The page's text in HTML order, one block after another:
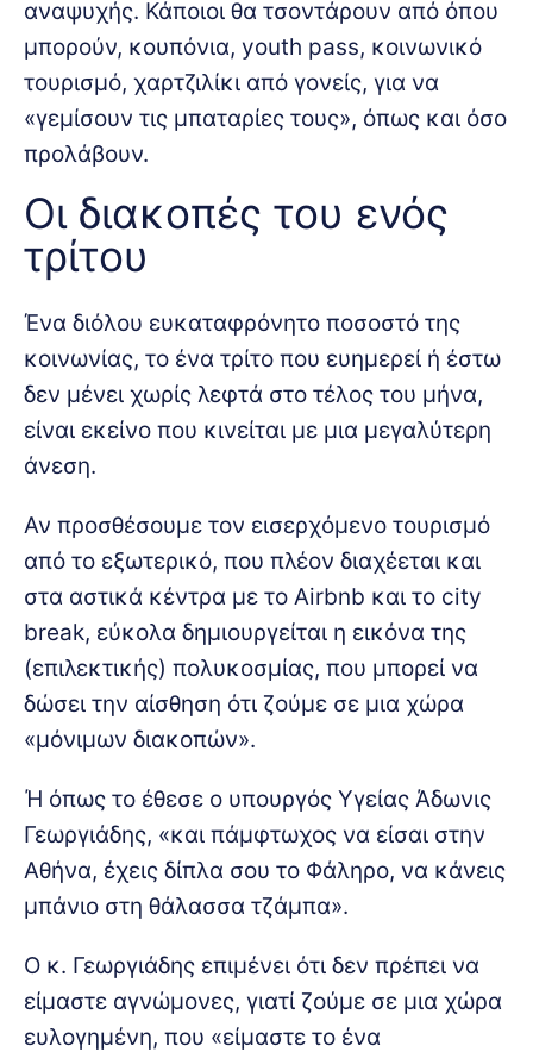
αναψυχής. Κάποιοι θα τσοντάρουν από όπου
μπορούν, κουπόνια, youth pass, κοινωνικό
τουρισμό, χαρτζιλίκι από γονείς, για να
«γεμίσουν τις μπαταρίες τους», όπως και όσο
προλάβουν.
Oι διακοπές του ενός
τρίτου
Ένα διόλου ευκαταφρόνητο ποσοστό της
κοινωνίας, το ένα τρίτο που ευημερεί ή έστω
δεν μένει χωρίς λεφτά στο τέλος του μήνα,
είναι εκείνο που κινείται με μια μεγαλύτερη
άνεση.
Αν προσθέσουμε τον εισερχόμενο τουρισμό
από το εξωτερικό, που πλέον διαχέεται και
στα αστικά κέντρα με το Airbnb και το city
break, εύκολα δημιουργείται η εικόνα της
(επιλεκτικής) πολυκοσμίας, που μπορεί να
δώσει την αίσθηση ότι ζούμε σε μια χώρα
«μόνιμων διακοπών».
Ή όπως το έθεσε ο υπουργός Υγείας Άδωνις
Γεωργιάδης, «και πάμφτωχος να είσαι στην
Αθήνα, έχεις δίπλα σου το Φάληρο, να κάνεις
μπάνιο στη θάλασσα τζάμπα».
Ο κ. Γεωργιάδης επιμένει ότι δεν πρέπει να
είμαστε αγνώμονες, γιατί ζούμε σε μια χώρα
ευλογημένη, που «είμαστε το ένα